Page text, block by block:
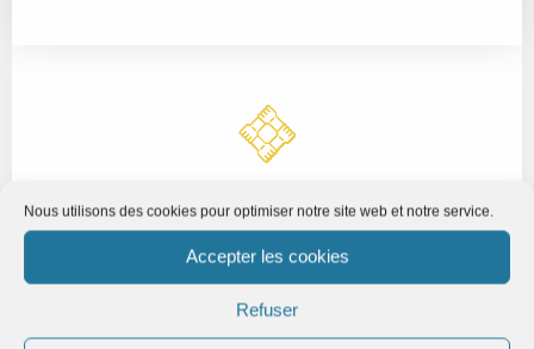
Nous utilisons des cookies pour optimiser notre site web et notre service.
Accepter les cookies
Refuser
Une gouvernance partagée
au service de l'intelligence collective